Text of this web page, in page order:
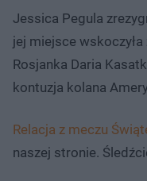
Jessica Pegula
jej miejsce
Rosjanka Daria
kontuzja kolana
Relacja z meczu
naszej stronie.